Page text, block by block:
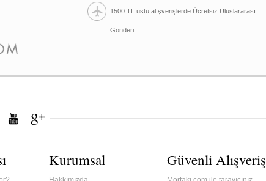
1500 TL üstü alışverişlerde Ücretsiz Uluslararası
Gönderi
Kurumsal Güvenli Alışveriş